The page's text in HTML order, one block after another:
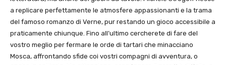
a replicare perfettamente le atmosfere appassionanti e la trama
del famoso romanzo di Verne, pur restando un gioco accessibile a
praticamente chiunque. Fino all’ultimo cercherete di fare del
vostro meglio per fermare le orde di tartari che minacciano
Mosca, affrontando sfide coi vostri compagni di avventura, o